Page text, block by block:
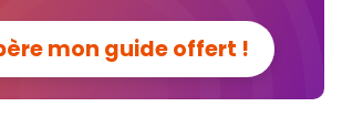
mon guide offert !